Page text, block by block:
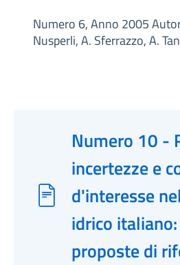
Numero 6, Anno 2005
Nusperli, A. Sferrazzo, A.
Numero 10 -
incertezze e
d'interesse
idrico
proposte di